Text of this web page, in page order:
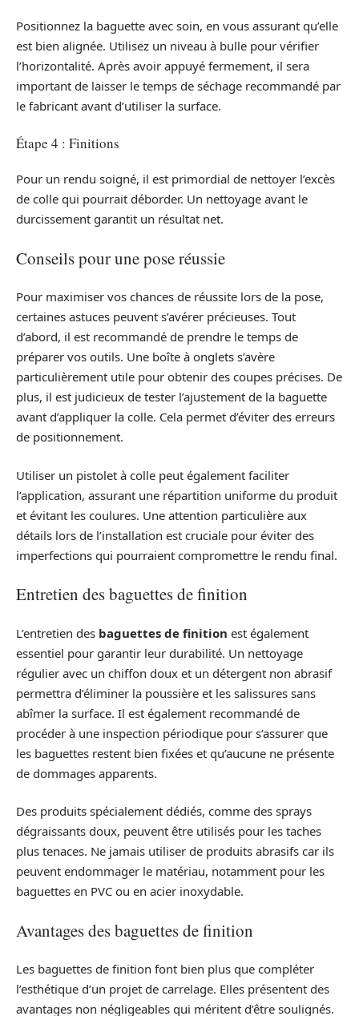
Positionnez la baguette avec soin, en vous assurant qu’elle
est bien alignée. Utilisez un niveau à bulle pour vérifier
l’horizontalité. Après avoir appuyé fermement, il sera
important de laisser le temps de séchage recommandé par
le fabricant avant d’utiliser la surface.
Étape 4 : Finitions
Pour un rendu soigné, il est primordial de nettoyer l’excès
de colle qui pourrait déborder. Un nettoyage avant le
durcissement garantit un résultat net.
Conseils pour une pose réussie
Pour maximiser vos chances de réussite lors de la pose,
certaines astuces peuvent s’avérer précieuses. Tout
d’abord, il est recommandé de prendre le temps de
préparer vos outils. Une boîte à onglets s’avère
particulièrement utile pour obtenir des coupes précises. De
plus, il est judicieux de tester l’ajustement de la baguette
avant d’appliquer la colle. Cela permet d’éviter des erreurs
de positionnement.
Utiliser un pistolet à colle peut également faciliter
l’application, assurant une répartition uniforme du produit
et évitant les coulures. Une attention particulière aux
détails lors de l’installation est cruciale pour éviter des
imperfections qui pourraient compromettre le rendu final.
Entretien des baguettes de finition
L’entretien des baguettes de finition est également
essentiel pour garantir leur durabilité. Un nettoyage
régulier avec un chiffon doux et un détergent non abrasif
permettra d’éliminer la poussière et les salissures sans
abîmer la surface. Il est également recommandé de
procéder à une inspection périodique pour s’assurer que
les baguettes restent bien fixées et qu’aucune ne présente
de dommages apparents.
Des produits spécialement dédiés, comme des sprays
dégraissants doux, peuvent être utilisés pour les taches
plus tenaces. Ne jamais utiliser de produits abrasifs car ils
peuvent endommager le matériau, notamment pour les
baguettes en PVC ou en acier inoxydable.
Avantages des baguettes de finition
Les baguettes de finition font bien plus que compléter
l’esthétique d’un projet de carrelage. Elles présentent des
avantages non négligeables qui méritent d’être soulignés.